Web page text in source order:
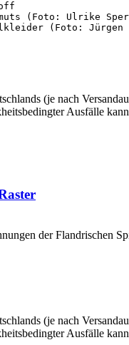
(Foto: Ulrike
(Foto: Jürgen
(je nach
Ausfälle
der Flandrischen
(je nach
Ausfälle